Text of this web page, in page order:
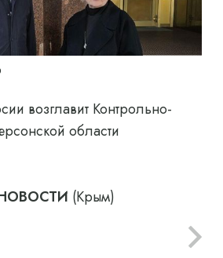
возглавит Контрольно-
области
(Крым)